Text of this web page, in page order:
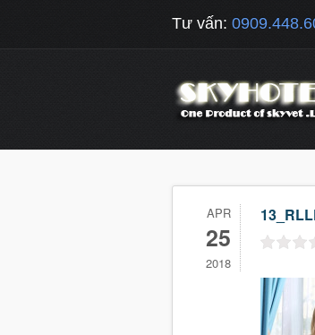
Tư vấn:
APR
25
2018